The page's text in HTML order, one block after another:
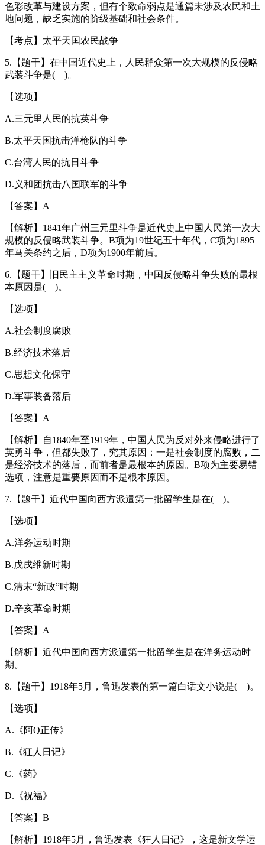
色彩改革与建设方案，但有个致命弱点是通篇未涉及农民和土
地问题，缺乏实施的阶级基础和社会条件。
【考点】太平天国农民战争
5.【题干】在中国近代史上，人民群众第一次大规模的反侵略
武装斗争是( )。
【选项】
A.三元里人民的抗英斗争
B.太平天国抗击洋枪队的斗争
C.台湾人民的抗日斗争
D.义和团抗击八国联军的斗争
【答案】A
【解析】1841年广州三元里斗争是近代史上中国人民第一次大
规模的反侵略武装斗争。B项为19世纪五十年代，C项为1895
年马关条约之后，D项为1900年前后。
6.【题干】旧民主主义革命时期，中国反侵略斗争失败的最根
本原因是( )。
【选项】
A.社会制度腐败
B.经济技术落后
C.思想文化保守
D.军事装备落后
【答案】A
【解析】自1840年至1919年，中国人民为反对外来侵略进行了
英勇斗争，但都失败了，究其原因：一是社会制度的腐败，二
是经济技术的落后，而前者是最根本的原因。B项为主要易错
选项，注意是重要原因而不是根本原因。
7.【题干】近代中国向西方派遣第一批留学生是在( )。
【选项】
A.洋务运动时期
B.戊戌维新时期
C.清末“新政”时期
D.辛亥革命时期
【答案】A
【解析】近代中国向西方派遣第一批留学生是在洋务运动时
期。
8.【题干】1918年5月，鲁迅发表的第一篇白话文小说是( )。
【选项】
A.《阿Q正传》
B.《狂人日记》
C.《药》
D.《祝福》
【答案】B
【解析】1918年5月，鲁迅发表《狂人日记》，这是新文学运